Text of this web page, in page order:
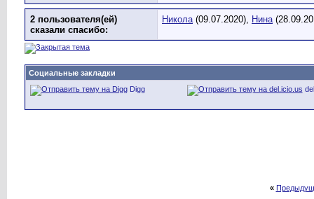
2 пользователя(ей)
сказали cпасибо:
Никола(09.07.2020), Нина
Социальные закладки
Digg
«